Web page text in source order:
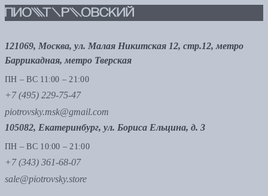
121069, Москва, ул. Малая Никитская 12, стр.12, метро
Баррикадная, метро Тверская
ПН – ВС 11:00 – 21:00
+7 (495) 229-75-47
piotrovsky.msk@gmail.com
105082, Екатеринбург, ул. Бориса Ельцина, д. 3
ПН – ВС 10:00 – 21:00
+7 (343) 361-68-07
sale@piotrovsky.store